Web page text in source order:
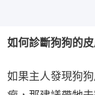
如何診斷狗狗的
如果主人發現狗